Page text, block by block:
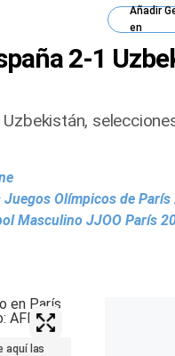
Añadir
en
2-1
Olímpicos de París
Masculino JJOO París
aquí las